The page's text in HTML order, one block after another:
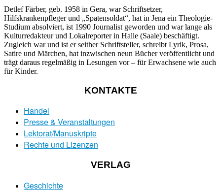
Detlef Färber, geb. 1958 in Gera, war Schriftsetzer,
Hilfskrankenpfleger und „Spatensoldat“, hat in Jena ein Theologie-
Studium absolviert, ist 1990 Journalist geworden und war lange als
Kulturredakteur und Lokalreporter in Halle (Saale) beschäftigt.
Zugleich war und ist er seither Schriftsteller, schreibt Lyrik, Prosa,
Satire und Märchen, hat inzwischen neun Bücher veröffentlicht und
trägt daraus regelmäßig in Lesungen vor – für Erwachsene wie auch
für Kinder.
KONTAKTE
Handel
Presse & Veranstaltungen
Lektorat/Manuskripte
Rechte und Lizenzen
VERLAG
Geschichte